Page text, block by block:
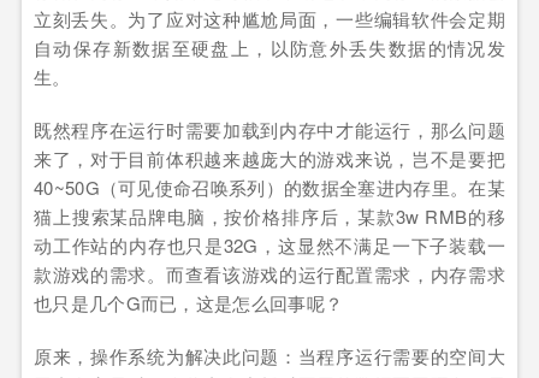
立刻丢失。为了应对这种尴尬局面，一些编辑软件会定期
自动保存新数据至硬盘上，以防意外丢失数据的情况发
生。
既然程序在运行时需要加载到内存中才能运行，那么问题
来了，对于目前体积越来越庞大的游戏来说，岂不是要把
40~50G（可见使命召唤系列）的数据全塞进内存里。在某
猫上搜索某品牌电脑，按价格排序后，某款3w RMB的移
动工作站的内存也只是32G，这显然不满足一下子装载一
款游戏的需求。而查看该游戏的运行配置需求，内存需求
也只是几个G而已，这是怎么回事呢？
原来，操作系统为解决此问题：当程序运行需要的空间大